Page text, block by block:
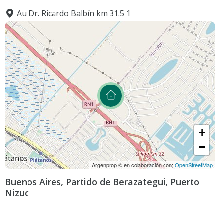
Au Dr. Ricardo Balbín km 31.5 1
+
−
Argenprop © en colaboración con; OpenStreetMap
Buenos Aires, Partido de Berazategui, Puerto
Nizuc